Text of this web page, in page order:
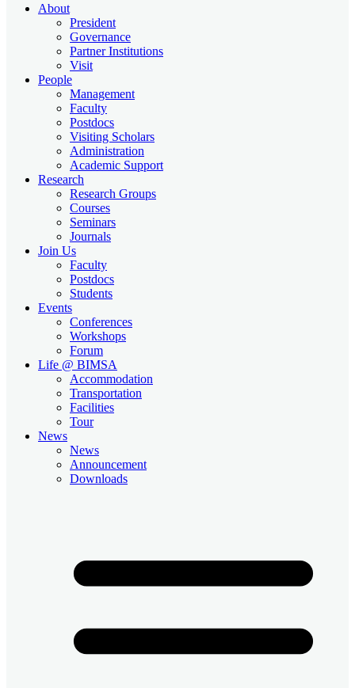
About
President
Governance
Partner Institutions
Visit
People
Management
Faculty
Postdocs
Visiting Scholars
Administration
Academic Support
Research
Research Groups
Courses
Seminars
Journals
Join Us
Faculty
Postdocs
Students
Events
Conferences
Workshops
Forum
Life @ BIMSA
Accommodation
Transportation
Facilities
Tour
News
News
Announcement
Downloads